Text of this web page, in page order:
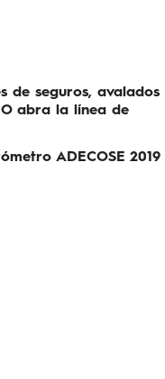
de seguros, avalados
abra la línea de
ADECOSE 2019